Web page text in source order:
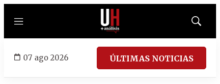
Menú
Mostrar
07 ago 2026 ÚLTIMAS NOTICIAS